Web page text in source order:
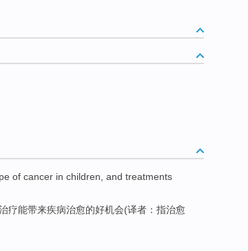
of cancer in children and treatments
疗能带来疾病治愈的好机会(译者： 指治愈